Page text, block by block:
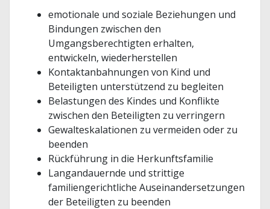
emotionale und soziale Beziehungen und
Bindungen zwischen den
Umgangsberechtigten erhalten,
entwickeln, wiederherstellen
Kontaktanbahnungen von Kind und
Beteiligten unterstützend zu begleiten
Belastungen des Kindes und Konflikte
zwischen den Beteiligten zu verringern
Gewalteskalationen zu vermeiden oder zu
beenden
Rückführung in die Herkunftsfamilie
Langandauernde und strittige
familiengerichtliche Auseinandersetzungen
der Beteiligten zu beenden